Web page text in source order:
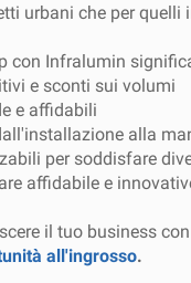
urbani che per quelli
con Infralumin
e sconti sui volumi
e affidabili
alla
per soddisfare
affidabile e
il tuo business
all'ingrosso.